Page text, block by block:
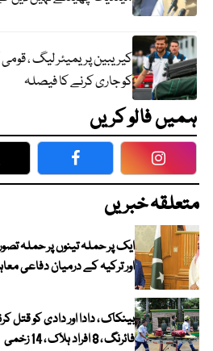
کو جاری کرنے کا فیصلہ
ہمیں فالو کریں
Facebook
متعلقہ خبریں
ایک پر حملہ تینوں پر حملہ
اور ترکیہ کے درمیان دفاعی
بینکاک ، دادا اور دادی کو
فائرنگ ، 8 افراد ہلاک ، 14 زخمی